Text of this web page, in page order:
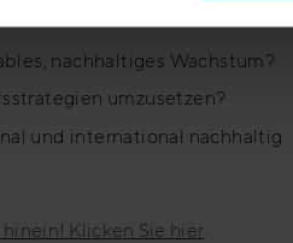
nachhaltiges Wachstum?
umzusetzen?
und international nachhaltig
Klicken Sie hier